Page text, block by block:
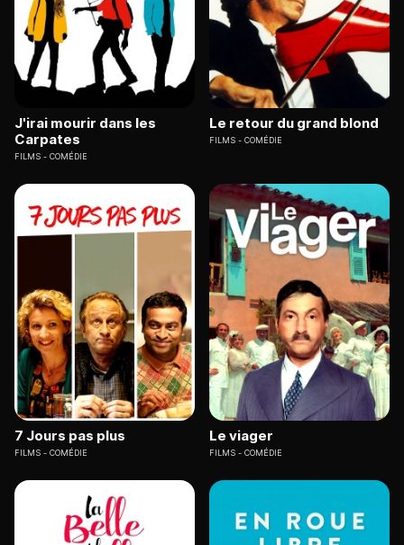
J'irai mourir dans les
Carpates
FILMS COMÉDIE
Le retour du grand blond
FILMS COMÉDIE
7 Jours pas plus
FILMS COMÉDIE
Le viager
FILMS COMÉDIE